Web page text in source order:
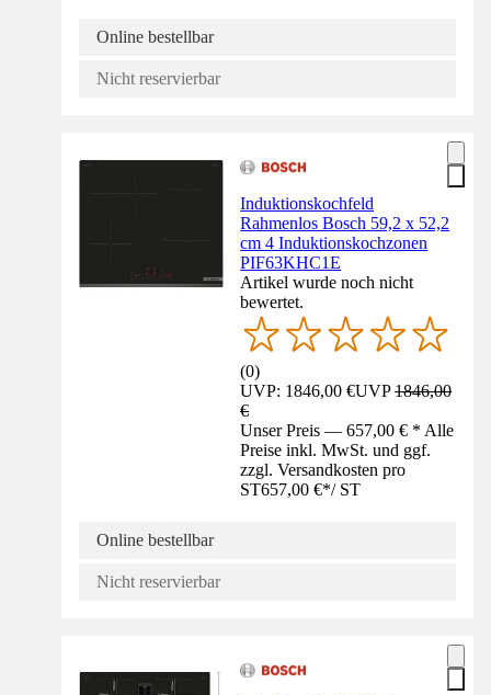
Online bestellbar
Nicht reservierbar
Induktionskochfeld
Rahmenlos Bosch 59,2 x 52,2
cm 4 Induktionskochzonen
PIF63KHC1E
Artikel wurde noch nicht
bewertet.
(0)
UVP: 1846,00 €UVP1846,00
€
Unser Preis — 657,00 € * Alle
Preise inkl. MwSt. und ggf.
zzgl. Versandkosten pro
ST657,00 €*/ ST
Online bestellbar
Nicht reservierbar